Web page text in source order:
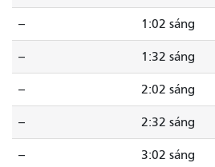
-- 1:02 sáng
-- 1:32 sáng
-- 2:02 sáng
-- 2:32 sáng
-- 3:02 sáng